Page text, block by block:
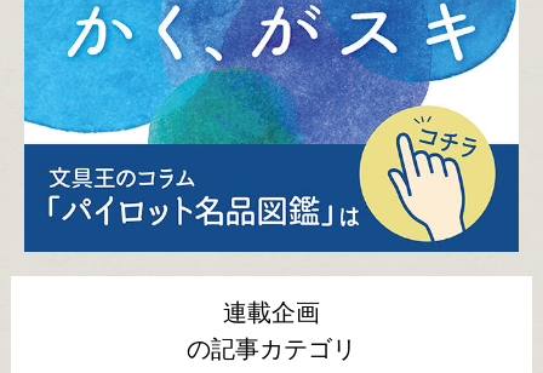
連載企画
の記事カテゴリ